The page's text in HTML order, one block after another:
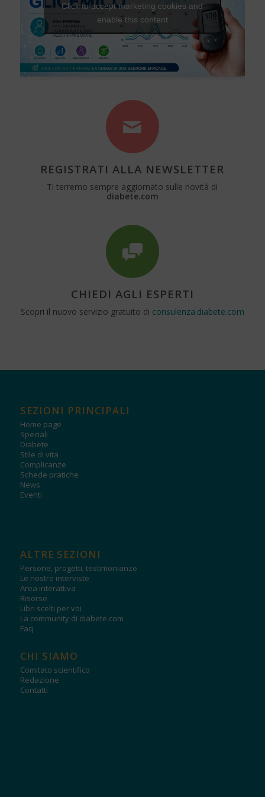
Click to accept marketing cookies and
enable this content
REGISTRATI ALLA NEWSLETTER
Ti terremo sempre aggiornato sulle novità di
diabete.com
CHIEDI AGLI ESPERTI
Scopri il nuovo servizio gratuito di consulenza.diabete.com
SEZIONI PRINCIPALI
Home page
Speciali
Diabete
Stile di vita
Complicanze
Schede pratiche
News
Eventi
ALTRE SEZIONI
Persone, progetti, testimonianze
Le nostre interviste
Area interattiva
Risorse
Libri scelti per voi
La community di diabete.com
Faq
CHI SIAMO
Comitato scientifico
Redazione
Contatti